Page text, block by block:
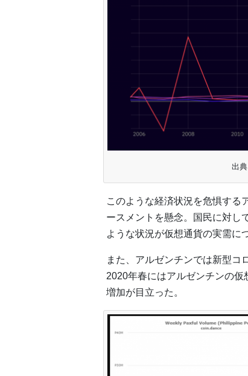
出
このような経済状況を危惧する
ースメントを懸念。国民に対し
ような状況が仮想通貨の実需に
また、アルゼンチンでは新型コ
2020年春にはアルゼンチンの
増加が目立った。